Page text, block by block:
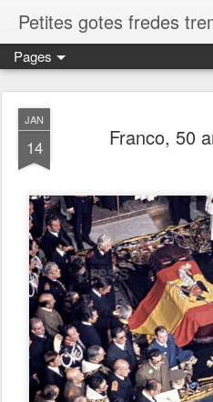
Pages
JAN
14 Franco, 50